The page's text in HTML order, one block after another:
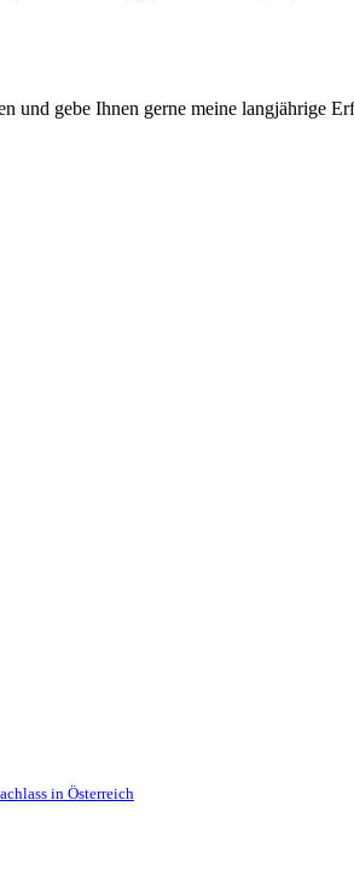
und gebe Ihnen gerne meine langjährige
in Österreich